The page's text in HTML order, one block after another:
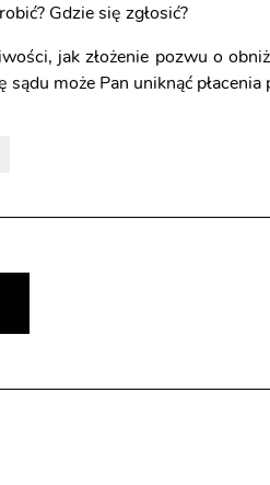
Gdzie się zgłosić?
jak złożenie pozwu o
sądu może Pan uniknąć płacenia